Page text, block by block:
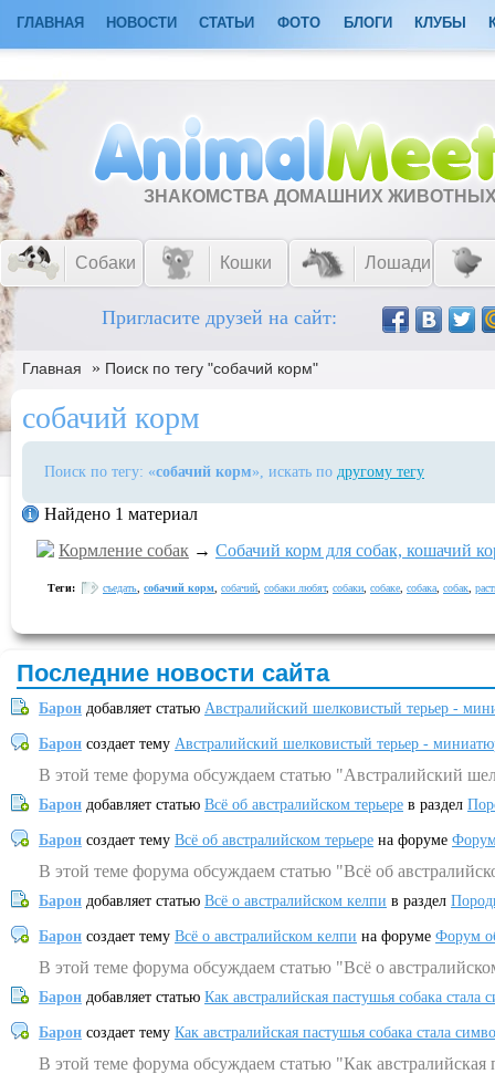
ГЛАВНАЯ НОВОСТИ СТАТЬИ ФОТО БЛОГИ КЛУБЫ
ЗНАКОМСТВА ДОМАШНИХ
Собаки Кошки Лошади
Пригласите друзей на сайт:
Главная » Поиск по тегу "собачий корм"
собачий корм
Поиск по тегу: «собачий корм», искать по другому тегу
Найдено 1 материал
Кормление собак → Собачий корм для собак, кошачий
Теги: съедать собачий корм собачий собаки любят, собаки собаке собака собак
Последние новости сайта
Барон добавляет статью Австралийский шелковистый терьер -
Барон создает тему Австралийский шелковистый терьер -
В этой теме форума обсуждаем статью "Австралийский
Барон добавляет статью Всё об австралийском терьере в раздел
Барон создает тему Всё об австралийском терьере на форуме
В этой теме форума обсуждаем статью "Всё об
Барон добавляет статью Всё о австралийском келпи в раздел
Барон создает тему Всё о австралийском келпи на форуме Форум
В этой теме форума обсуждаем статью "Всё о
Барон добавляет статью Как австралийская пастушья собака
Барон создает тему Как австралийская пастушья собака стала
В этой теме форума обсуждаем статью "Как